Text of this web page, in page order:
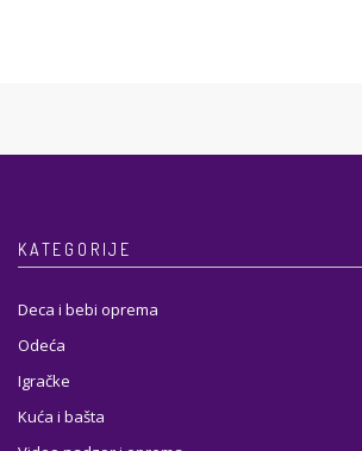
KATEGORIJE
Deca i bebi oprema
Odeća
Igračke
Kuća i bašta